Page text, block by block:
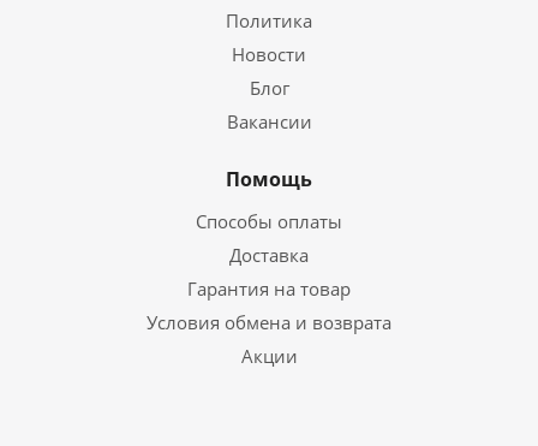
Политика
Новости
Блог
Вакансии
Помощь
Способы оплаты
Доставка
Гарантия на товар
Условия обмена и возврата
Акции